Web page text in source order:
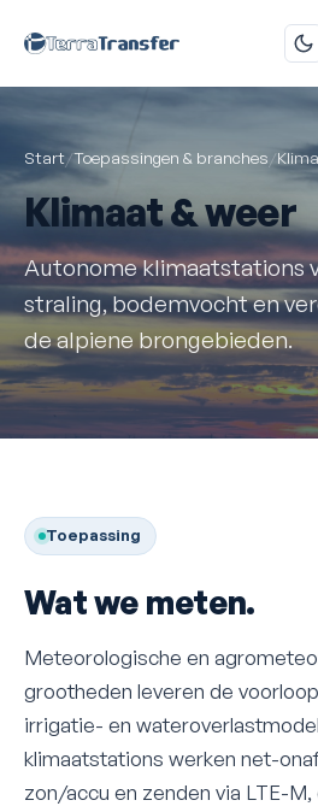
Start/Toepassingen & branches/
Klimaat & weer
Autonome klimaatstations
straling, bodemvocht en
de alpiene brongebieden.
Toepassing
Wat we meten.
Meteorologische en
grootheden leveren de
irrigatie- en
klimaatstations werken net-
zon/accu en zenden via LTE-